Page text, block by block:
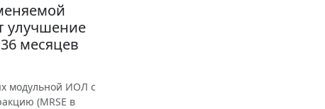
улучшение
месяцев
модульной ИОЛ с
(MRSE в